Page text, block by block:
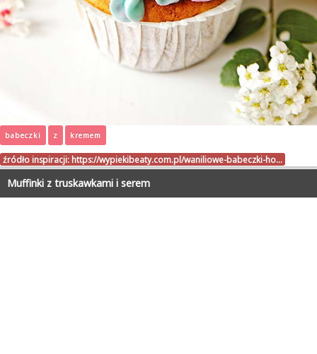
babeczki z kremem
źródło inspiracji: https://wypiekibeaty.com.pl/waniliowe-babeczki-ho…
Muffinki z truskawkami i serem